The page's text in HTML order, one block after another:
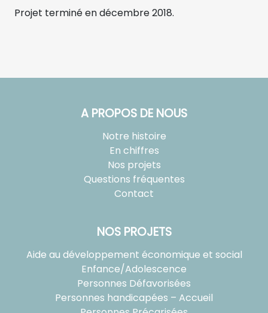
Projet terminé en décembre 2018.
A PROPOS DE NOUS
Notre histoire
En chiffres
Nos projets
Questions fréquentes
Contact
NOS PROJETS
Aide au développement économique et social
Enfance/Adolescence
Personnes Défavorisées
Personnes handicapées – Accueil